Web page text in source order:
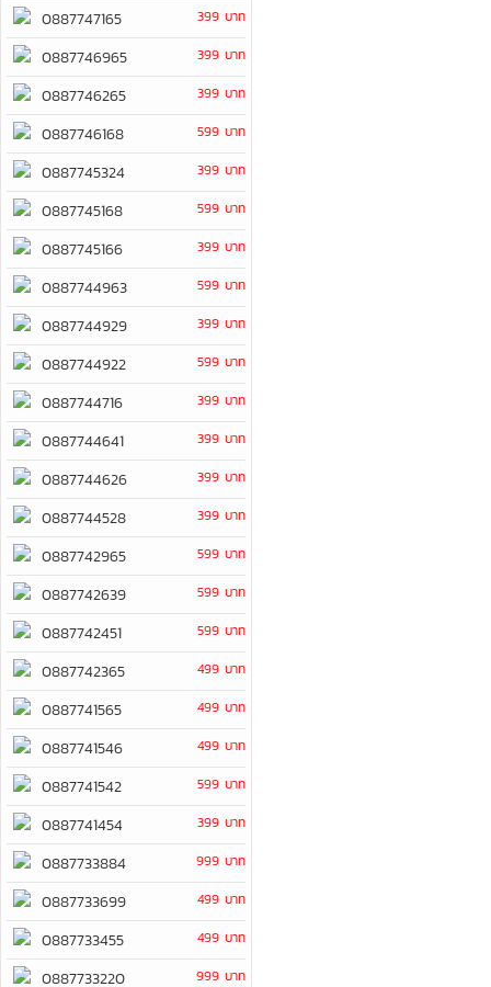
0887747165 399 บาท
0887746965 399 บาท
0887746265 399 บาท
0887746168 599 บาท
0887745324 399 บาท
0887745168 599 บาท
0887745166 399 บาท
0887744963 599 บาท
0887744929 399 บาท
0887744922 599 บาท
0887744716 399 บาท
0887744641 399 บาท
0887744626 399 บาท
0887744528 399 บาท
0887742965 599 บาท
0887742639 599 บาท
0887742451 599 บาท
0887742365 499 บาท
0887741565 499 บาท
0887741546 499 บาท
0887741542 599 บาท
0887741454 399 บาท
0887733884 999 บาท
0887733699 499 บาท
0887733455 499 บาท
0887733220 999 บาท